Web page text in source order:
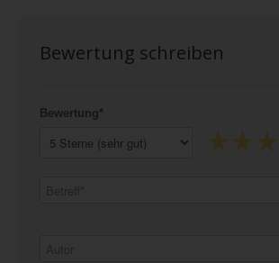
Bewertung schreiben
Bewertung*